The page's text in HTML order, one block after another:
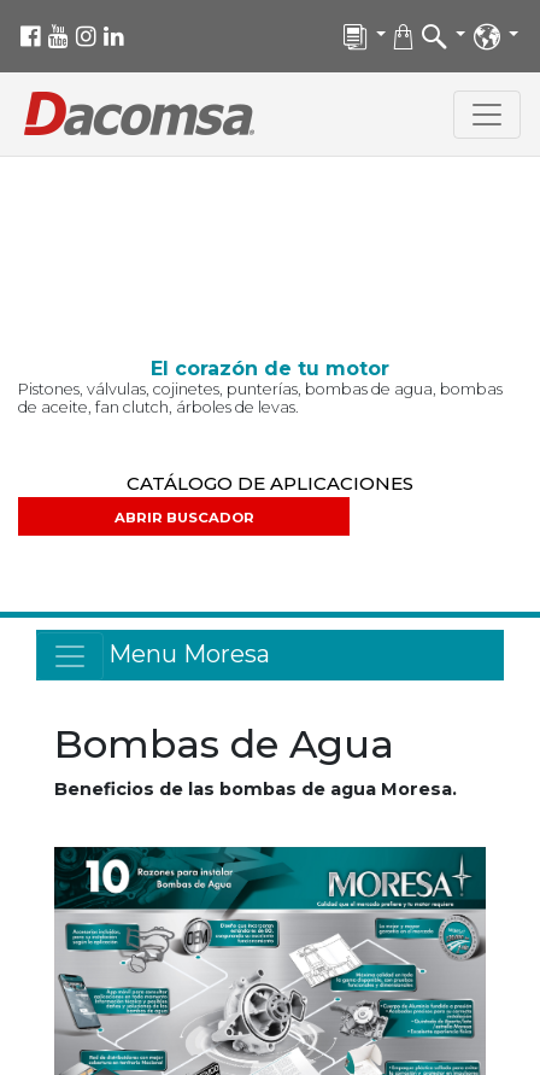
El corazón de tu motor
Pistones, válvulas, cojinetes, punterías, bombas de agua, bombas
de aceite, fan clutch, árboles de levas.
CATÁLOGO DE APLICACIONES
ABRIR BUSCADOR
Menu Moresa
Bombas de Agua
Beneficios de las bombas de agua Moresa.